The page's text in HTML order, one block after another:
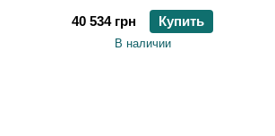
40 534 грн
Купить
В наличии